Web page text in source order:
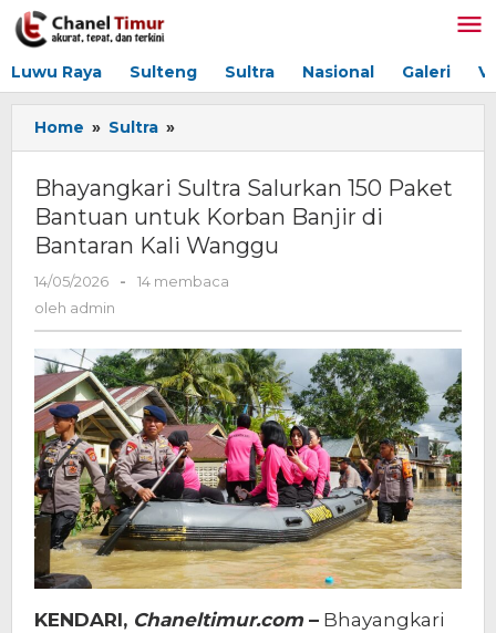
Lewati
ke
Luwu Raya Sulteng Sultra Nasional Galeri
Home » Sultra »
Sultra
150
Paket
Bantuan
Korban
di
Bantaran
Kali
Wanggu
Bhayangkari Sultra Salurkan 150 Paket
Bantuan untuk Korban Banjir di
Bantaran Kali Wanggu
14/05/2026
oleh
-
14 membaca
oleh admin
KENDARI, Chaneltimur.com– Bhayangkari